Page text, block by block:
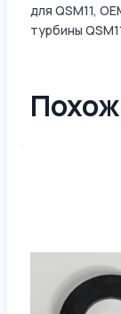
для QSM11,
турбины